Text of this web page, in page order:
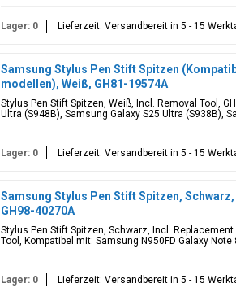
Lager: 0 Lieferzeit: Versandbereit in 5 - 15
Samsung Stylus Pen Stift Spitzen
modellen), Weiß, GH81-19574A
Stylus Pen Stift Spitzen, Weiß, Incl. Removal Tool,
Ultra (S948B), Samsung Galaxy S25 Ultra (S938B),
Lager: 0 Lieferzeit: Versandbereit in 5 - 15
Samsung Stylus Pen Stift Spitzen,
GH98-40270A
Stylus Pen Stift Spitzen, Schwarz, Incl.
Tool, Kompatibel mit: Samsung N950FD Galaxy
Lager: 0 Lieferzeit: Versandbereit in 5 - 15